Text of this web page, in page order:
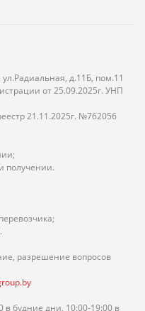
д.11Б, пом.11
от 25.09.2025г. УНП
21.11.2025г. №762056
получении.
разрешение вопросов
в будние дни, 10:00-19:00 в